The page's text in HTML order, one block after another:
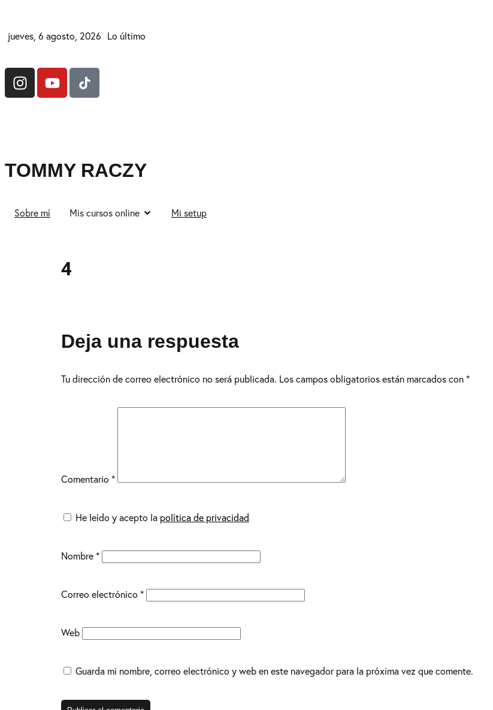
jueves, 6 agosto, 2026 Lo último
TOMMY RACZY
Sobre mí Mis cursos online Mi setup
4
Deja una respuesta
Tu dirección de correo electrónico no será publicada. Los campos obligatorios están marcados con *
Comentario *
He leído y acepto la política de privacidad
Nombre *
Correo electrónico *
Web
Guarda mi nombre, correo electrónico y web en este navegador para la próxima vez que comente.